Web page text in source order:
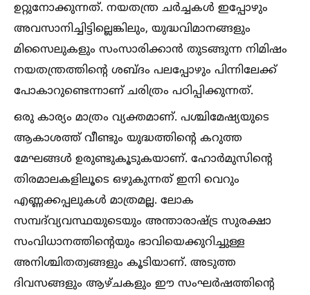
ഉറ്റുനോക്കുന്നത്. നയതന്ത്ര ചർച്ചകള്‍ ഇപ്പോഴും
അവസാനിച്ചിട്ടില്ലെങ്കിലും, യുദ്ധവിമാനങ്ങളും
മിസൈലുകളും സംസാരിക്കാൻ തുടങ്ങുന്ന നിമിഷം
നയതന്ത്രത്തിന്റെ ശബ്ദം പലപ്പോഴും പിന്നിലേക്ക്
പോകാറുണ്ടെന്നാണ് ചരിത്രം പഠിപ്പിക്കുന്നത്.
ഒരു കാര്യം മാത്രം വ്യക്തമാണ്. പശ്ചിമേഷ്യയുടെ
ആകാശത്ത് വീണ്ടും യുദ്ധത്തിന്റെ കറുത്ത
മേഘങ്ങള്‍ ഉരുണ്ടുകൂടുകയാണ്. ഹോർമുസിന്റെ
തിരമാലകളിലൂടെ ഒഴുകുന്നത് ഇനി വെറും
എണ്ണക്കപ്പലുകള്‍ മാത്രമല്ല. ലോക
സമ്പദ്‌വ്യവസ്ഥയുടെയും അന്താരാഷ്ട്ര സുരക്ഷാ
സംവിധാനത്തിന്റെയും ഭാവിയെക്കുറിച്ചുള്ള
അനിശ്ചിതത്വങ്ങളും കൂടിയാണ്. അടുത്ത
ദിവസങ്ങളും ആഴ്ചകളും ഈ സംഘർഷത്തിന്റെ